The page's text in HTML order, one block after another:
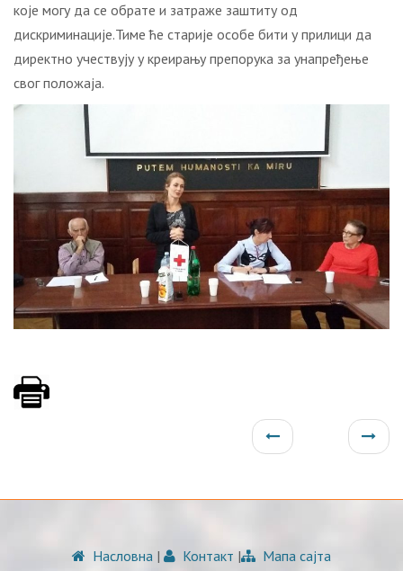
које могу да се обрате и затраже заштиту од
дискриминације.Тиме ће старије особе бити у прилици да
директно учествују у креирању препорука за унапређење
свог положаја.
Насловна | Контакт | Мапа сајта